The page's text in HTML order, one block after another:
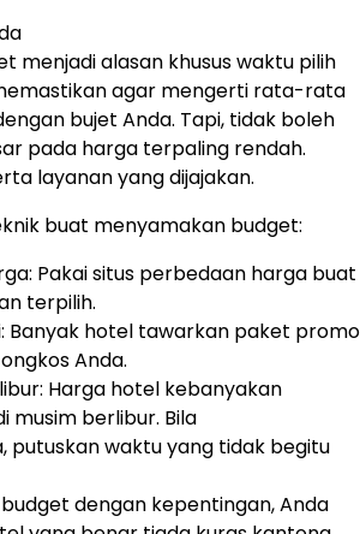
menjadi alasan khusus waktu pilih
agar mengerti rata-rata
bujet Anda. Tapi, tidak boleh
pada harga terpaling rendah.
layanan yang dijajakan.
buat menyamakan budget:
Pakai situs perbedaan harga buat
terpilih.
Banyak hotel tawarkan paket promo
Anda.
Harga hotel kebanyakan
musim berlibur. Bila
putuskan waktu yang tidak begitu
dengan kepentingan, Anda